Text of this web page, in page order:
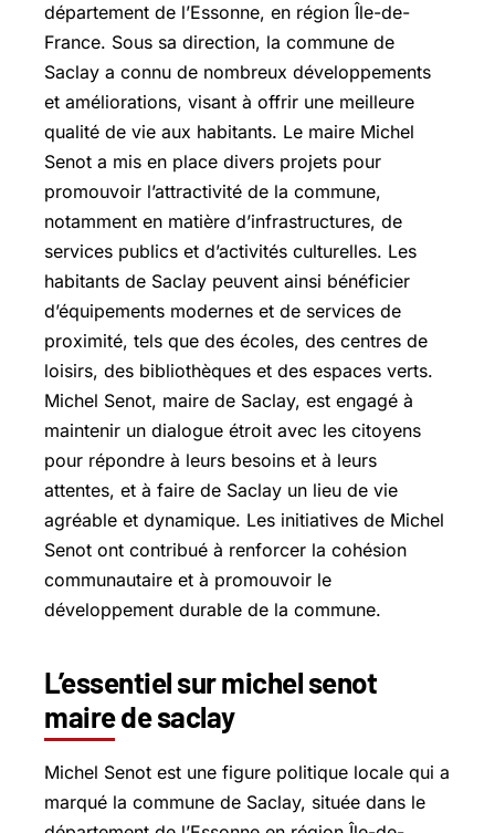
département de l’Essonne, en région Île-de-
France. Sous sa direction, la commune de
Saclay a connu de nombreux développements
et améliorations, visant à offrir une meilleure
qualité de vie aux habitants. Le maire Michel
Senot a mis en place divers projets pour
promouvoir l’attractivité de la commune,
notamment en matière d’infrastructures, de
services publics et d’activités culturelles. Les
habitants de Saclay peuvent ainsi bénéficier
d’équipements modernes et de services de
proximité, tels que des écoles, des centres de
loisirs, des bibliothèques et des espaces verts.
Michel Senot, maire de Saclay, est engagé à
maintenir un dialogue étroit avec les citoyens
pour répondre à leurs besoins et à leurs
attentes, et à faire de Saclay un lieu de vie
agréable et dynamique. Les initiatives de Michel
Senot ont contribué à renforcer la cohésion
communautaire et à promouvoir le
développement durable de la commune.
L’essentiel sur michel senot
maire de saclay
Michel Senot est une figure politique locale qui a
marqué la commune de Saclay, située dans le